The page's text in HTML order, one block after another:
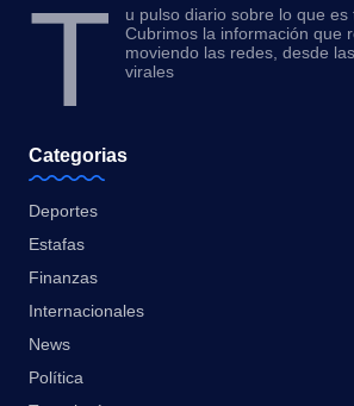
T
u pulso diario sobre lo que es
Cubrimos la información que
moviendo las redes, desde
virales
Categorias
Deportes
Estafas
Finanzas
Internacionales
News
Política